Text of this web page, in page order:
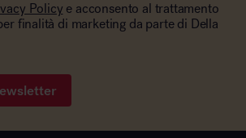
Policy e acconsento al trattamento
finalità di marketing da parte di Della